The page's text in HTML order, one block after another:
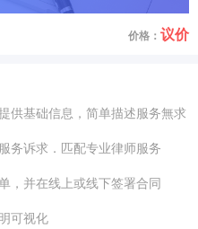
价格： 议价
供基础信息，简单描述服务無求
务诉求．匹配专业律师服务
，并在线上或线下签署合同
可视化